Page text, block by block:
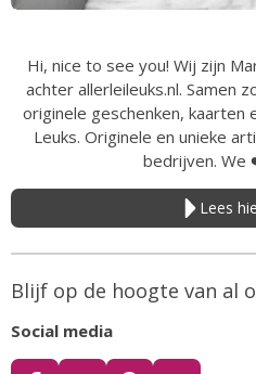
Hi, nice to see you! Wij zijn
achter allerleileuks.nl. Samen
originele geschenken, kaarten
Leuks. Originele en unieke
bedrijven. We
Lees
Blijf op de hoogte van al
Social media